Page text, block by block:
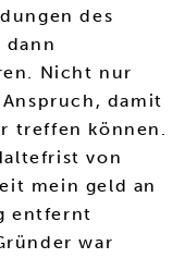
des
dann
Nicht nur
damit
treffen können.
von
mein geld an
entfernt
war